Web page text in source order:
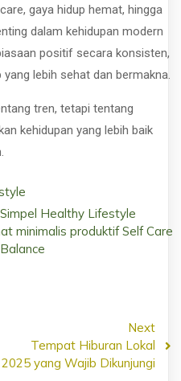
gaya hidup hemat, hingga
dalam kehidupan modern
positif secara konsisten,
lebih sehat dan bermakna.
tren, tetapi tentang
kehidupan yang lebih baik
Healthy Lifestyle
minimalis produktifSelf Care
Next
Tempat Hiburan Lokal
2025 yang Wajib Dikunjungi